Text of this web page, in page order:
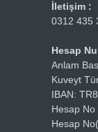
İletişim :
0312 435
Hesap
Anlam
Kuveyt
IBAN:
Hesap
Hesap